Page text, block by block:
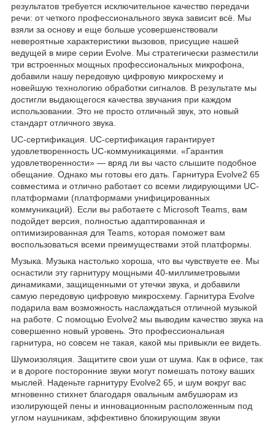
результатов требуется исключительное качество передачи
речи: от четкого профессионального звука зависит всё. Мы
взяли за основу и еще больше усовершенствовали
невероятные характеристики вызовов, присущие нашей
ведущей в мире серии Evolve. Мы стратегически разместили
три встроенных мощных профессиональных микрофона,
добавили нашу передовую цифровую микросхему и
новейшую технологию обработки сигналов. В результате мы
достигли выдающегося качества звучания при каждом
использовании. Это не просто отличный звук, это новый
стандарт отличного звука.
UC-сертификация. UС-сертификация гарантирует
удовлетворенность UC-коммуникациями. «Гарантия
удовлетворенности» — вряд ли вы часто слышите подобное
обещание. Однако мы готовы его дать. Гарнитура Evolve2 65
совместима и отлично работает со всеми лидирующими UC-
платформами (платформами унифицированных
коммуникаций). Если вы работаете с Microsoft Teams, вам
подойдет версия, полностью адаптированная и
оптимизированная для Teams, которая поможет вам
воспользоваться всеми преимуществами этой платформы.
Музыка. Музыка настолько хороша, что вы чувствуете ее. Мы
оснастили эту гарнитуру мощными 40-миллиметровыми
динамиками, защищенными от утечки звука, и добавили
самую передовую цифровую микросхему. Гарнитура Evolve
подарила вам возможность наслаждаться отличной музыкой
на работе. С помощью Evolve2 мы выводим качество звука на
совершенно новый уровень. Это профессиональная
гарнитура, но совсем не такая, какой мы привыкли ее видеть.
Шумоизоляция. Защитите свои уши от шума. Как в офисе, так
и в дороге посторонние звуки могут помешать потоку ваших
мыслей. Наденьте гарнитуру Evolve2 65, и шум вокруг вас
мгновенно стихнет благодаря овальным амбушюрам из
изолирующей пены и инновационным расположенным под
углом наушникам, эффективно блокирующим звуки